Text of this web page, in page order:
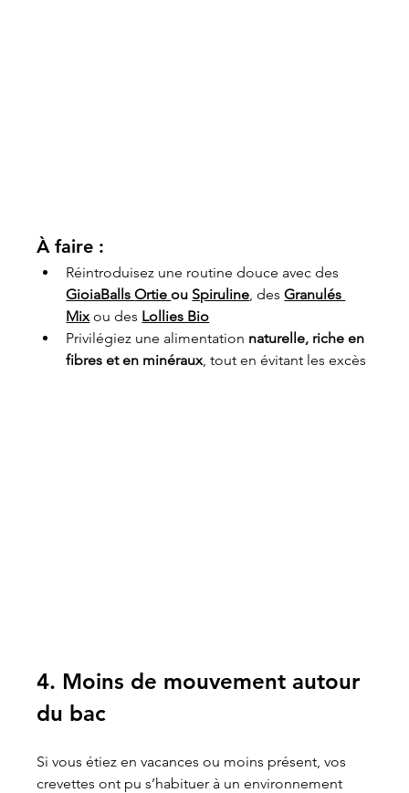
À faire :
Réintroduisez une routine douce avec des
GioiaBalls Ortie ou Spiruline , des Granulés
Mix ou des Lollies Bio
Privilégiez une alimentation naturelle, riche en
fibres et en minéraux , tout en évitant les excès
4. Moins de mouvement autour
du bac
Si vous étiez en vacances ou moins présent, vos
crevettes ont pu s’habituer à un environnement